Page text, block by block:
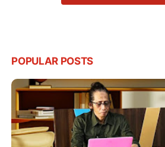
POPULAR POSTS